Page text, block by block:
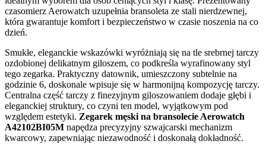
czasomierz Aerowatch uzupełnia bransoleta ze stali nierdzewnej,
która gwarantuje komfort i bezpieczeństwo w czasie noszenia na co
dzień.
Smukłe, eleganckie wskazówki wyróżniają się na tle srebrnej tarczy
ozdobionej delikatnym giloszem, co podkreśla wyrafinowany styl
tego zegarka. Praktyczny datownik, umieszczony subtelnie na
godzinie 6, doskonale wpisuje się w harmonijną kompozycję tarczy.
Centralna część tarczy z finezyjnym giloszowaniem dodaje głębi i
eleganckiej struktury, co czyni ten model, wyjątkowym pod
względem estetyki. Zegarek męski na bransolecie Aerowatch
A42102BI05M napędza precyzyjny szwajcarski mechanizm
kwarcowy, zapewniając niezawodność i doskonałą dokładność.